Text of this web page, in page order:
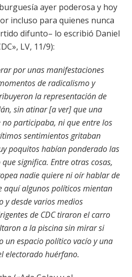
ayer poderosa y hoy
incluso para quienes nunca
difunto– lo escribió Daniel
LV, 11/9):
por unas manifestaciones
de radicalismo y
la representación de
sin atinar [a ver] que una
no participaba, ni que entre los
sentimientos gritaban
poquitos habían ponderado las
significa. Entre otras cosas,
nadie quiere ni oír hablar de
aquí algunos políticos mientan
y desde varios medios
de CDC tiraron el carro
a la piscina sin mirar si
un espacio político vacío y una
electorado huérfano.